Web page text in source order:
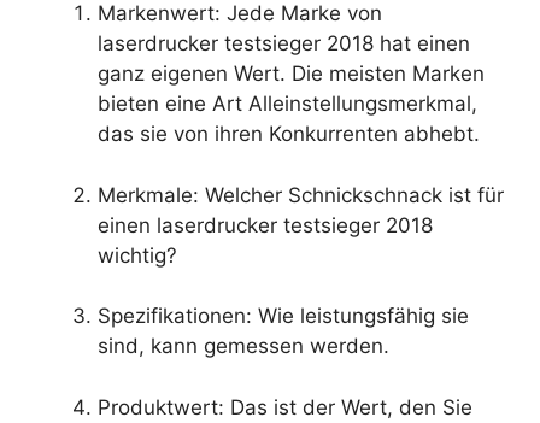
Markenwert: Jede Marke von
laserdrucker testsieger 2018 hat einen
ganz eigenen Wert. Die meisten Marken
bieten eine Art Alleinstellungsmerkmal,
das sie von ihren Konkurrenten abhebt.
Merkmale: Welcher Schnickschnack ist für
einen laserdrucker testsieger 2018
wichtig?
Spezifikationen: Wie leistungsfähig sie
sind, kann gemessen werden.
Produktwert: Das ist der Wert, den Sie